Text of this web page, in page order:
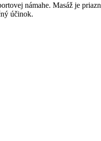
námahe. Masáž je
účinok.